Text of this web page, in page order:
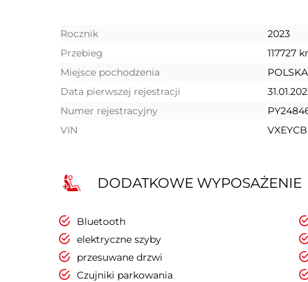
Rocznik
2023
Przebieg
117727
Miejsce pochodzenia
POLSKA
Data pierwszej rejestracji
Numer rejestracyjny
VIN
DODATKOWE WYPOSAŻENIE
Bluetooth
elektryczne szyby
przesuwane drzwi
Czujniki parkowania